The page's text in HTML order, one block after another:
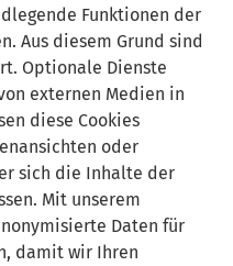
Funktionen der
Aus diesem Grund sind
Optionale Dienste
externen Medien in
diese Cookies
oder
sich die Inhalte der
Mit unserem
Daten für
damit wir Ihren